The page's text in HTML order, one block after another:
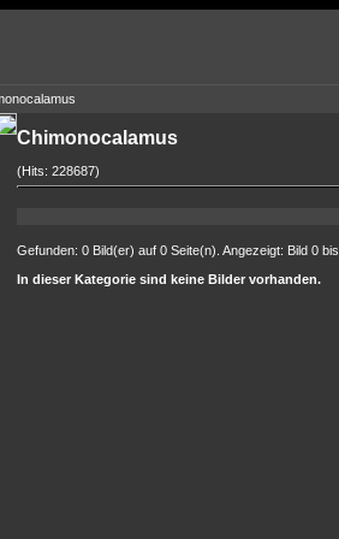
Chimonocalamus
(Hits: 228687)
Gefunden: 0 Bild(er) auf 0 Seite(n). Angezeigt: Bild 0
In dieser Kategorie sind keine Bilder vorhanden.